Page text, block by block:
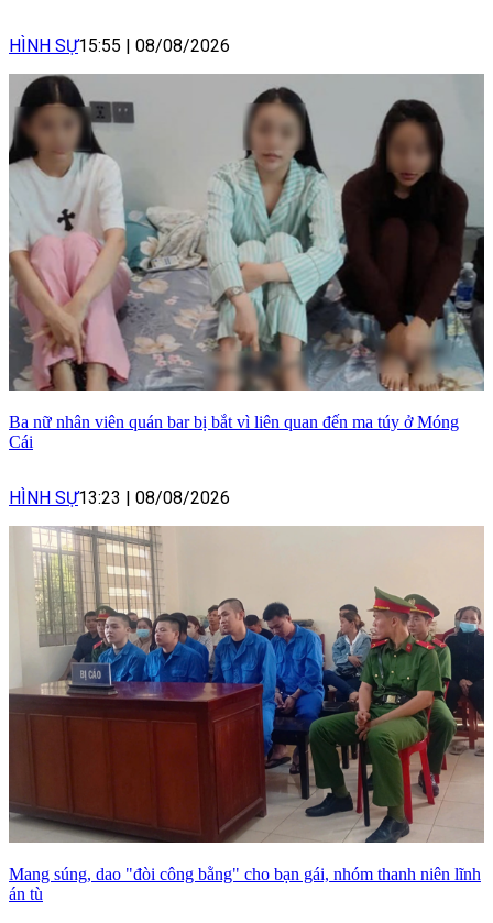
HÌNH SỰ15:55 | 08/08/2026
Ba nữ nhân viên quán bar bị bắt vì liên quan đến ma túy ở Móng
Cái
HÌNH SỰ13:23 | 08/08/2026
Mang súng, dao "đòi công bằng" cho bạn gái, nhóm thanh niên lĩnh
án tù